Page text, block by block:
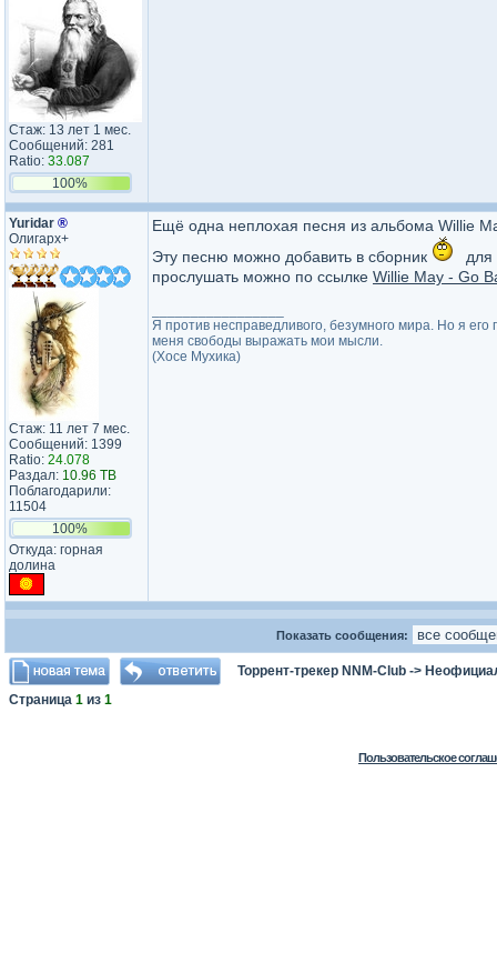
Стаж: 13 лет 1 мес.
Сообщений: 281
Ratio: 33.087
100%
Yuridar ®
Олигарх+
Стаж: 11 лет 7 мес.
Сообщений: 1399
Ratio: 24.078
Раздал: 10.96 TB
Поблагодарили:
11504
100%
Откуда: горная
долина
Ещё одна неплохая песня из альбома Willie
Эту песню можно добавить в сборник
для
прослушать можно по ссылке Willie May - Go
Я против несправедливого, безумного мира. Но я
меня свободы выражать мои мысли.
(Хосе Мухика)
Показать сообщения:
Торрент-трекер NNM-Club ->
Страница 1 из 1
Пользовательское